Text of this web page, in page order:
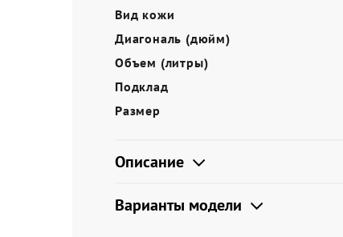
Вид кожи
Диагональ (дюйм)
Объем (литры)
Подклад
Размер
Описание
Варианты модели